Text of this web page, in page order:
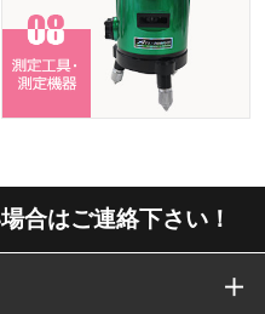
合はご連絡下さい！